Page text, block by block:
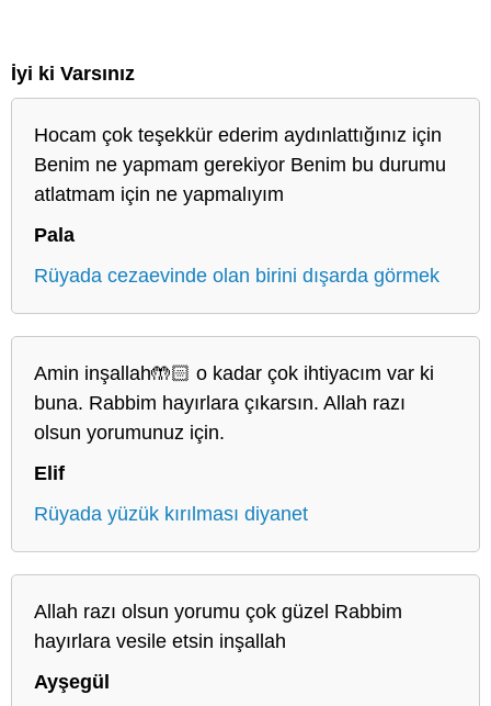
İyi ki Varsınız
Hocam çok teşekkür ederim aydınlattığınız için
Benim ne yapmam gerekiyor Benim bu durumu
atlatmam için ne yapmalıyım
Pala
Rüyada cezaevinde olan birini dışarda görmek
Amin inşallah🤲🏻 o kadar çok ihtiyacım var ki
buna. Rabbim hayırlara çıkarsın. Allah razı
olsun yorumunuz için.
Elif
Rüyada yüzük kırılması diyanet
Allah razı olsun yorumu çok güzel Rabbim
hayırlara vesile etsin inşallah
Ayşegül